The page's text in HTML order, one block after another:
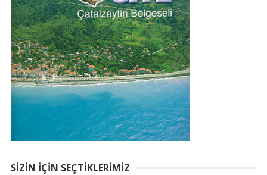
SIZIN İÇIN SEÇTIKLERIMIZ